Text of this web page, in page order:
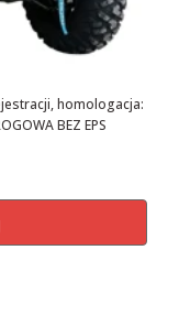
homologacja:
BEZ EPS